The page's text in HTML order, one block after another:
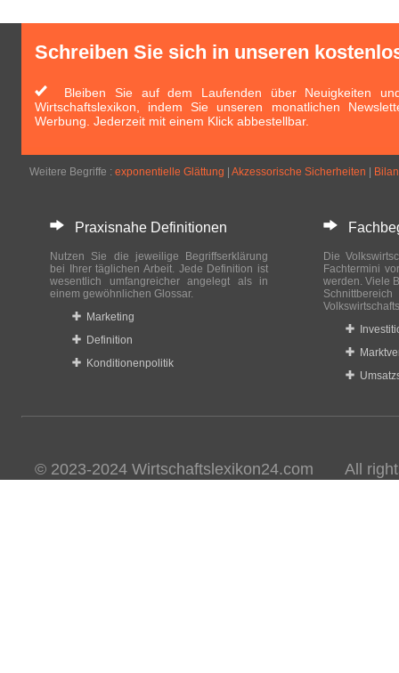
Schreiben Sie sich in unseren
Bleiben Sie auf dem Laufenden über Neuigkeiten
Wirtschaftslexikon, indem Sie unseren monatlichen
Werbung. Jederzeit mit einem Klick abbestellbar.
Weitere Begriffe : exponentielle Glättung Akzessorische Sicherheiten
Praxisnahe Definitionen
Nutzen Sie die jeweilige Begriffserklärung
bei Ihrer täglichen Arbeit. Jede Definition ist
wesentlich umfangreicher angelegt als in
einem gewöhnlichen Glossar.
Marketing
Definition
Konditionenpolitik
Die
Fachtermini
werden. Viele
© 2023-2024 Wirtschaftslexikon24.com All